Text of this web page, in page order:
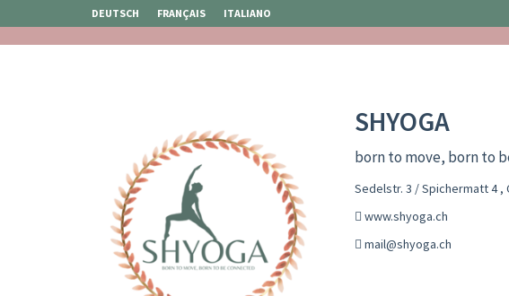
DEUTSCH FRANÇAIS ITALIANO
SHYOGA
born to move, born to
Sedelstr. 3 / Spichermatt 4 ,
www.shyoga.ch
mail@shyoga.ch